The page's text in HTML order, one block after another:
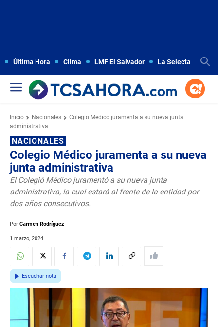
Última Hora Clima LMF El Salvador La Selecta
Inicio Nacionales
Colegio Médico juramenta a su nueva junta
administrativa
NACIONALES
Colegio Médico juramenta a su nueva
junta administrativa
El Colegió Médico juramentó a su nueva junta
administrativa, la cual estará al frente de la entidad por
dos años consecutivos.
Por Carmen Rodríguez
1 marzo, 2024
Escuchar nota